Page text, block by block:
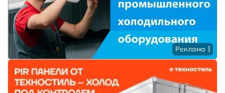
Реклама